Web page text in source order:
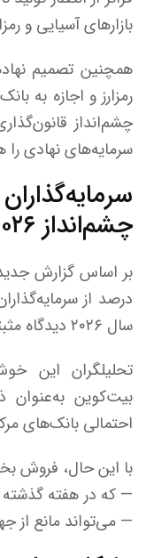
بازار‌های آسیایی و
همچنین تصمیم
رمزارز و اجازه به
چشم‌انداز
سرمایه‌های نهادی را
چشم‌انداز ۲۰۲۶ مثبت
درصد از
سال ۲۰۲۶ دیدگاه مثبتی دارند.
تحلیلگران این
بیت‌کوین
احتمالی بانک‌های
با این حال، فروش
— که در هفته
— می‌تواند مانع